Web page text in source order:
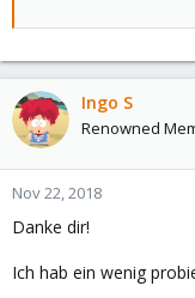
Ingo S
Renowned
Nov 22, 2018
Danke dir!
Ich hab ein wenig